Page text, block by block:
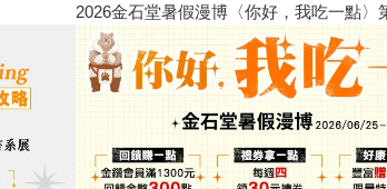
台灣角川2026漫畫博覽會